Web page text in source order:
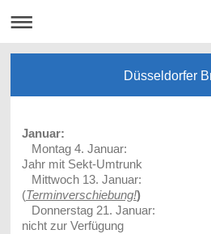
Düsseldorfer
Januar:
Montag 4. Januar: 1.
Jahr mit Sekt-Umtrunk
Mittwoch 13. Januar:
(Terminverschiebung!)
Donnerstag 21. Januar:
nicht zur Verfügung